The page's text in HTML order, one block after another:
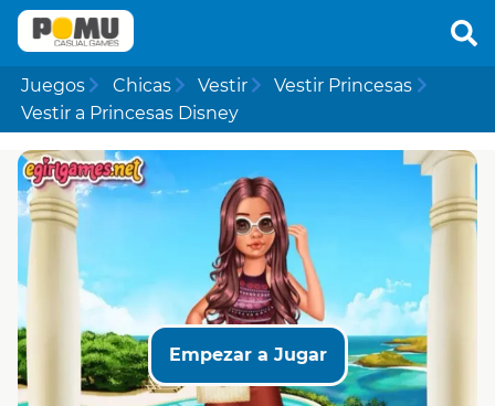
Juegos Chicas Vestir
Vestir Princesas
Vestir a Princesas Disney
Empezar a Jugar